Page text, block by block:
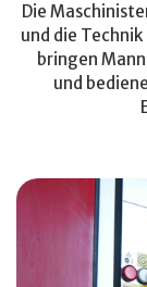
Die
und die
bringen
und